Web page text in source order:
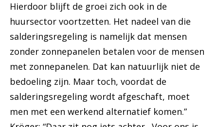
Hierdoor blijft de groei zich ook in de
huursector voortzetten. Het nadeel van die
salderingsregeling is namelijk dat mensen
zonder zonnepanelen betalen voor de mensen
met zonnepanelen. Dat kan natuurlijk niet de
bedoeling zijn. Maar toch, voordat de
salderingsregeling wordt afgeschaft, moet
men met een werkend alternatief komen.”